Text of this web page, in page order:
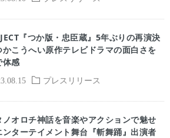
プレスリリース
『つか版・忠臣蔵』5年ぶりの再演決
こうへい原作テレビドラマの面白さを
体感
ノオロチ神話を音楽やアクションで魅せ
ターテイメント舞台『斬舞踊』出演者